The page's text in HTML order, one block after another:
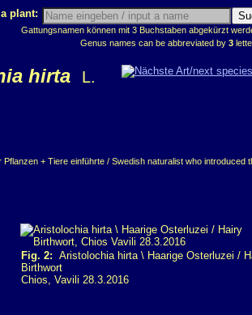
plant:
Gattungsnamen können mit 3 Buchstaben abgekürzt
Genus names can be abbreviated by 3
hirta L.
+ Tiere einführte / Swedish naturalist who introduced
Fig. 2: Aristolochia hirta \ Haarige Osterluzei /
Birthwort
Chios, Vavili 28.3.2016